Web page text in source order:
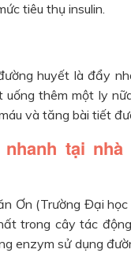
tiêu thụ insulin.
huyết là đẩy
uống thêm một ly
và tăng bài tiết
tại
Ơn (Trường Đại
trong cây tác
enzym sử dụng